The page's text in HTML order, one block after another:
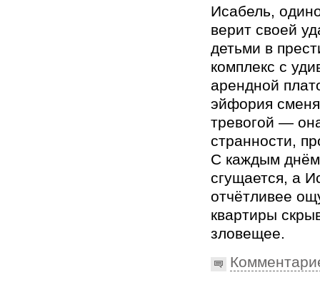
Исабель,
верит своей
детьми в
комплекс с
арендной
эйфория
тревогой —
странности,
С каждым
сгущается, а
отчётливее
квартиры
зловещее.